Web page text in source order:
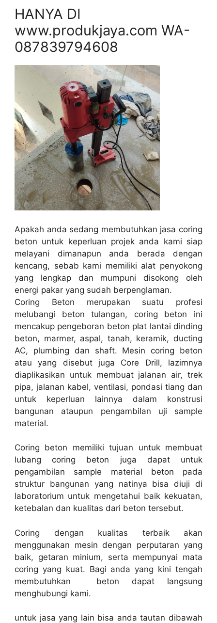
HANYA DI
www.produkjaya.com WA-
087839794608
Apakah anda sedang membutuhkan jasa coring
beton untuk keperluan projek anda kami siap
melayani dimanapun anda berada dengan
kencang, sebab kami memiliki alat penyokong
yang lengkap dan mumpuni disokong oleh
energi pakar yang sudah berpenglaman.
Coring Beton merupakan suatu profesi
melubangi beton tulangan, coring beton ini
mencakup pengeboran beton plat lantai dinding
beton, marmer, aspal, tanah, keramik, ducting
AC, plumbing dan shaft. Mesin coring beton
atau yang disebut juga Core Drill, lazimnya
diaplikasikan untuk membuat jalanan air, trek
pipa, jalanan kabel, ventilasi, pondasi tiang dan
untuk keperluan lainnya dalam konstrusi
bangunan ataupun pengambilan uji sample
material.
Coring beton memiliki tujuan untuk membuat
lubang coring beton juga dapat untuk
pengambilan sample material beton pada
struktur bangunan yang natinya bisa diuji di
laboratorium untuk mengetahui baik kekuatan,
ketebalan dan kualitas dari beton tersebut.
Coring dengan kualitas terbaik akan
menggunakan mesin dengan perputaran yang
baik, getaran minium, serta mempunyai mata
coring yang kuat. Bagi anda yang kini tengah
membutuhkan beton dapat langsung
menghubungi kami.
untuk jasa yang lain bisa anda tautan dibawah